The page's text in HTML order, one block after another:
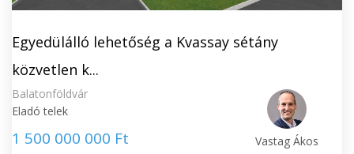
Egyedülálló lehetőség a Kvassay sétány
közvetlen k...
Balatonföldvár
Eladó telek
1 500 000 000 Ft Vastag Ákos